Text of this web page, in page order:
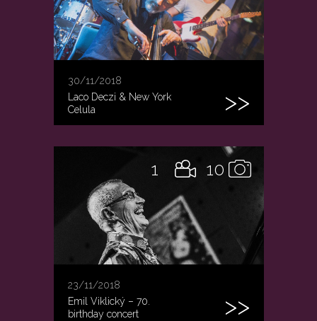
30/11/2018
Laco Deczi & New York
Celula
10
1
23/11/2018
Emil Viklický – 70.
birthday concert